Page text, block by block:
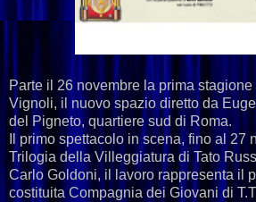
Parte il 26 novembre la prima stagione
Vignoli, il nuovo spazio diretto da
del Pigneto, quartiere sud di Roma.
Il primo spettacolo in scena, fino al 27
Trilogia della Villeggiatura di Tato
Carlo Goldoni, il lavoro rappresenta il
costituita Compagnia dei Giovani di